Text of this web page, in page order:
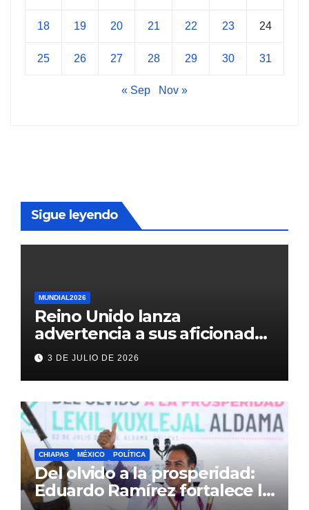
18 19 20 21 22 23 24
25 26 27 28 29 30 31
« Sep Nov »
Sigue leyendo
MUNDIAL2026
Reino Unido lanza
advertencia a sus aficionados
antes del México vs
Inglaterra en el Mundial 2026
3 DE JULIO DE 2026
CHIAPAS MÉXICO POLÍTICA
Del olvido a la prosperidad:
Eduardo Ramírez fortalece la